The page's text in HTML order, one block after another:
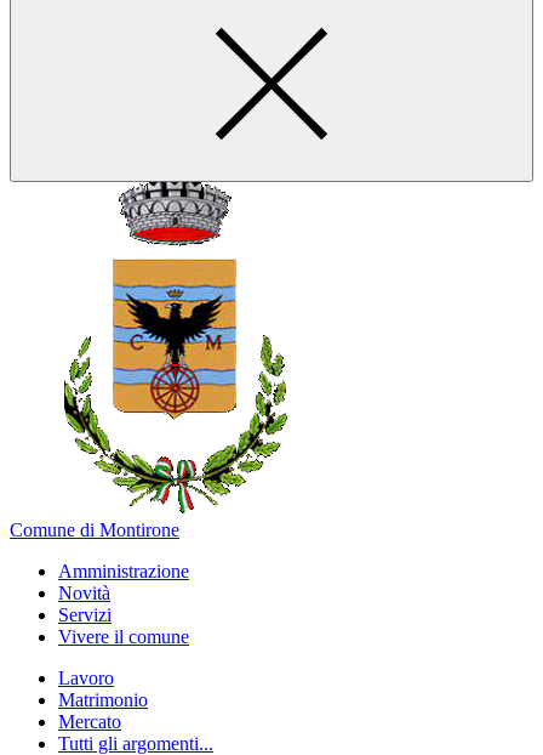
Comune di Montirone
Amministrazione
Novità
Servizi
Vivere il comune
Lavoro
Matrimonio
Mercato
Tutti gli argomenti...